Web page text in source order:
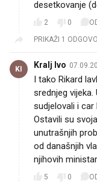
desetkovanje
2 0
PRIKAŽI 1
KI Kralj Ivo
I tako Rikard
srednjeg
sudjelovali i car
Ostavili su
unutrašnjih
od današnjih
njihovih
5 0